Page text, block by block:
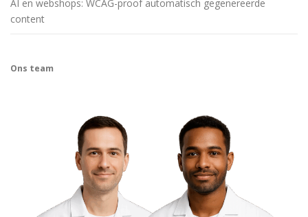
AI en webshops: WCAG-proof automatisch gegenereerde
content
Ons team